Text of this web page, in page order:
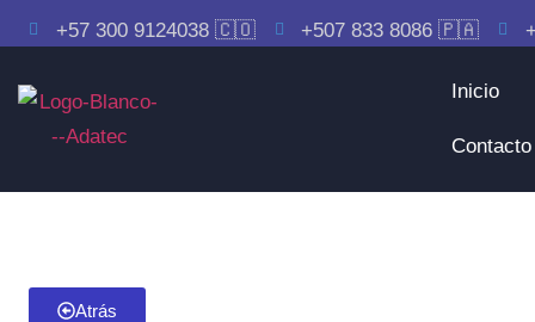
+57 300 9124038 🇨🇴 +507 833 8086 🇵🇦
Inicio
Contacto
Atrás